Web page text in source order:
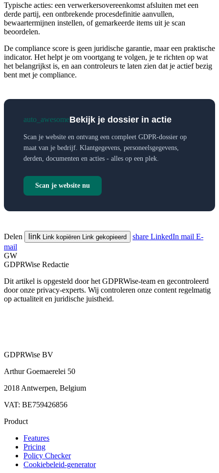
Typische acties: een verwerkersovereenkomst afsluiten met een
derde partij, een ontbrekende procesdefinitie aanvullen,
bewaartermijnen instellen, of gemarkeerde items uit je scan
beoordelen.
De compliance score is geen juridische garantie, maar een praktische
indicator. Het helpt je om voortgang te volgen, je te richten op wat
het belangrijkst is, en aan controleurs te laten zien dat je actief bezig
bent met je compliance.
auto_awesomeBekijk je dossier in actie
Scan je website en ontvang een compleet GDPR-dossier op
maat van je bedrijf. Klantgegevens, personeelsgegevens,
derden, documenten en acties - alles op een plek.
Scan je website nu
Delen link Link kopiëren Link gekopieerd share LinkedIn mail E-
mail
GW
GDPRWise Redactie
Dit artikel is opgesteld door het GDPRWise-team en gecontroleerd
door onze privacy-experts. Wij controleren onze content regelmatig
op actualiteit en juridische juistheid.
GDPRWise BV
Arthur Goemaerelei 50
2018 Antwerpen, Belgium
VAT: BE759426856
Product
Features
Pricing
Policy Checker
Cookiebeleid-generator